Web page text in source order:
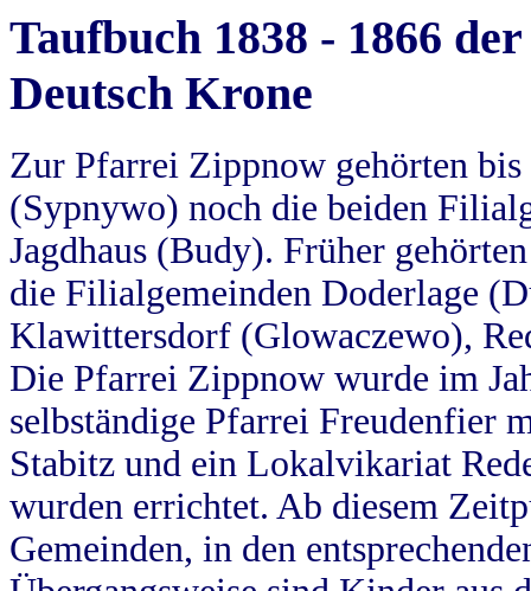
Taufbuch 1838 - 1866
Deutsch Krone
Zur Pfarrei Zippnow gehörten
(Sypnywo) noch die beiden
Jagdhaus (Budy). Früher
die Filialgemeinden Doderlage
Klawittersdorf (Glowaczewo),
Die Pfarrei Zippnow wurde im
selbständige Pfarrei Freudenfier
Stabitz und ein Lokalvikariat
wurden errichtet. Ab diesem
Gemeinden, in den